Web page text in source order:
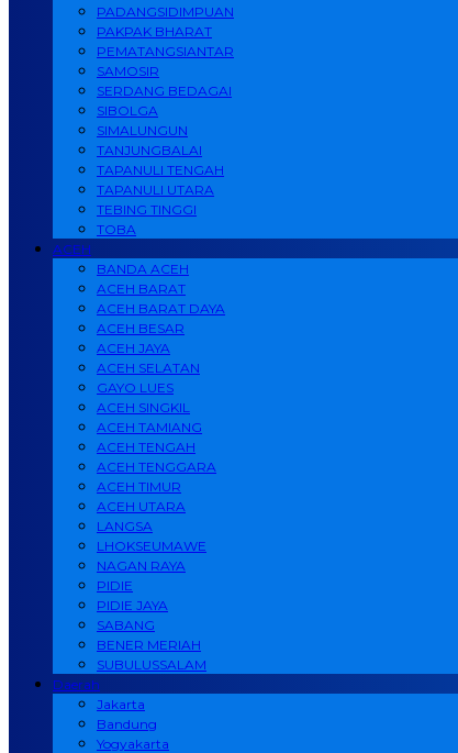
PADANGSIDIMPUAN
PAKPAK BHARAT
PEMATANGSIANTAR
SAMOSIR
SERDANG BEDAGAI
SIBOLGA
SIMALUNGUN
TANJUNGBALAI
TAPANULI TENGAH
TAPANULI UTARA
TEBING TINGGI
TOBA
ACEH
BANDA ACEH
ACEH BARAT
ACEH BARAT DAYA
ACEH BESAR
ACEH JAYA
ACEH SELATAN
GAYO LUES
ACEH SINGKIL
ACEH TAMIANG
ACEH TENGAH
ACEH TENGGARA
ACEH TIMUR
ACEH UTARA
LANGSA
LHOKSEUMAWE
NAGAN RAYA
PIDIE
PIDIE JAYA
SABANG
BENER MERIAH
SUBULUSSALAM
Daerah
Jakarta
Bandung
Yogyakarta